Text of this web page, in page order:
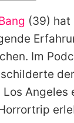
Themen auf
Jobs
App
(39) hat
Im
Angeles